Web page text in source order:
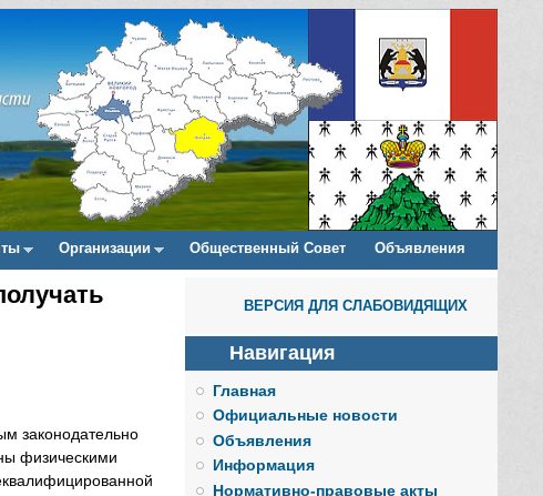
Организации Общественный Совет Объявления
законодательно
физическими
ВЕРСИЯ ДЛЯ СЛАБОВИДЯЩИХ
Навигация
Главная
Официальные новости
Объявления
Информация
Нормативно-правовые акты